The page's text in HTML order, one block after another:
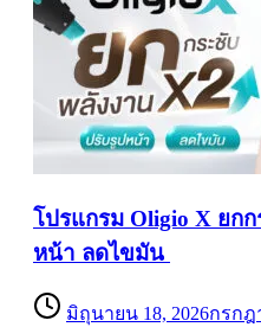
โปรแกรม Oligio X ยก
หน้า ลดไขมัน
มิถุนายน 18, 2026กรกฎ